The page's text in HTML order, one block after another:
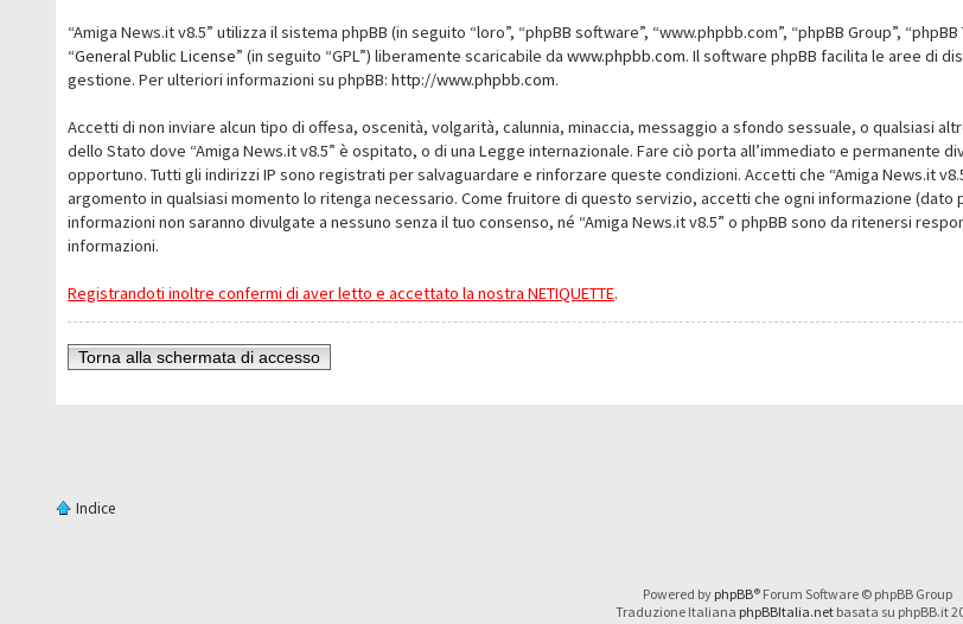
“Amiga News.it v8.5” utilizza il sistema phpBB (in seguito “loro”, “phpBB software”, “www.phpbb.com”, “phpBB Group”,
“General Public License” (in seguito “GPL”) liberamente scaricabile dawww.phpbb.com. Il software phpBB facilita le aree di
gestione. Per ulteriori informazioni su phpBB:http://www.phpbb.com.
Accetti di non inviare alcun tipo di offesa, oscenità, volgarità, calunnia, minaccia, messaggio a sfondo sessuale, o qualsiasi
dello Stato dove “Amiga News.it v8.5” è ospitato, o di una Legge internazionale. Fare ciò porta all’immediato e
opportuno. Tutti gli indirizzi IP sono registrati per salvaguardare e rinforzare queste condizioni. Accetti che “Amiga News.it
argomento in qualsiasi momento lo ritenga necessario. Come fruitore di questo servizio, accetti che ogni informazione
informazioni non saranno divulgate a nessuno senza il tuo consenso, né “Amiga News.it v8.5” o phpBB sono da ritenersi
informazioni.
Registrandoti inoltre confermi di aver letto e accettato la nostra NETIQUETTE.
Torna alla schermata di accesso
Indice
Powered by phpBB® Forum Software © phpBB Group
Traduzione Italiana phpBBItalia.netbasata su phpBB.it